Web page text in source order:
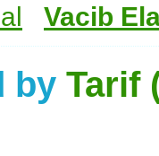
Vacib
by Tarif